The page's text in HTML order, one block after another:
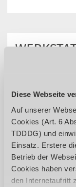
Diese Webseite
Auf unserer
Cookies (Art. 6
TDDDG) und
Einsatz. Erstere
Betrieb der
Cookies haben
den Internetaufritt
Qualitative und